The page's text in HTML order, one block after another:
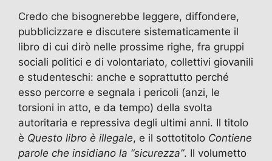
c
e
b
o
o
k
st
o
d
o
n
ai
l
e
gr
a
m
at
s
A
p
p
itt
er
n
di
vi
di
Credo che bisognerebbe leggere, diffondere,
pubblicizzare e discutere sistematicamente il
libro di cui dirò nelle prossime righe, fra gruppi
sociali politici e di volontariato, collettivi giovanili
e studenteschi: anche e soprattutto perché
esso percorre e segnala i pericoli (anzi, le
torsioni in atto, e da tempo) della svolta
autoritaria e repressiva degli ultimi anni. Il titolo
è Questo libro è illegale, e il sottotitolo Contiene
parole che insidiano la “sicurezza”. Il volumetto